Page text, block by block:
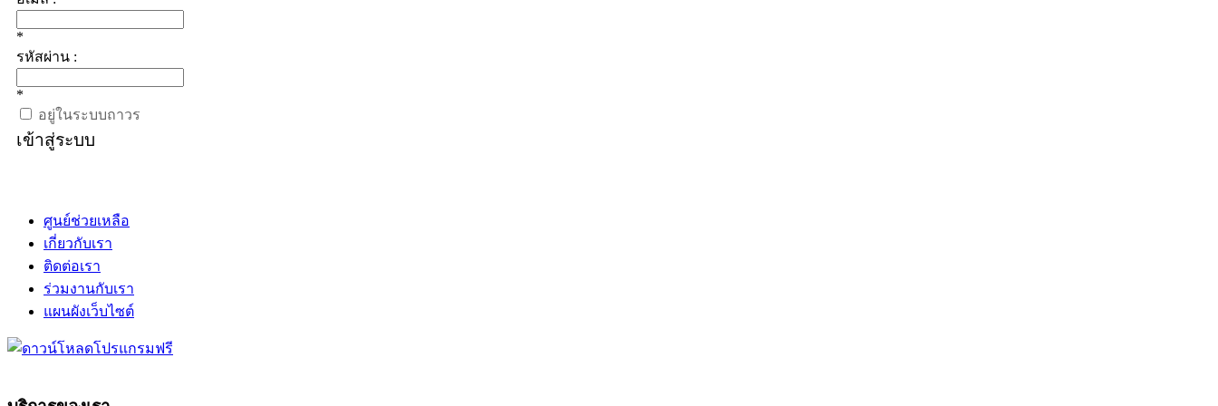
*
รหัสผ่าน :
*
อยู่ในระบบถาวร
เข้าสู่ระบบ
ศูนย์ช่วยเหลือ
เกี่ยวกับเรา
ติดต่อเรา
ร่วมงานกับเรา
แผนผังเว็บไซต์